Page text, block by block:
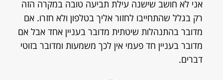
אני לא חושב שישנה עילת תביעה טובה במקרה הזה
רק בגלל שהתחייבו לחזור אליך בטלפון ולא חזרו. אם
מדובר בהתנהלות שיטתית מדובר בעניין אחד אבל אם
מדובר בעניין חד פעמי אין לכך משמעות ומדובר בזוטי
דברים.